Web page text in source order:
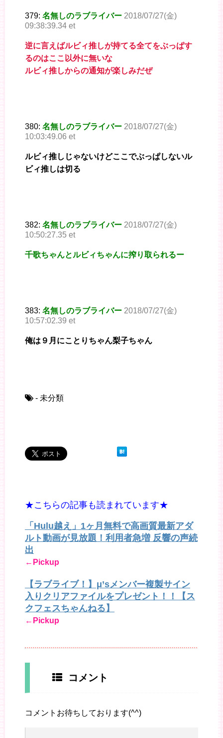
379: 名無しのラブライバー 2018/07/27(金)
09:38:39.34 et
逆に言えばルビィ推しが持てる全てをぶっぱす
るのはここ以外に無いな
ルビィ推しからの通知が楽しみだぜ
380: 名無しのラブライバー 2018/07/27(金)
10:03:49.06 et
ルビィ推しじゃないけどここでぶっぱしないル
ビィ推しは切る
382: 名無しのラブライバー 2018/07/27(金)
10:50:27.35 et
千歌ちゃんとルビィちゃんに搾り取られるー
383: 名無しのラブライバー 2018/07/27(金)
10:57:02.39 et
俺は９月にことりちゃん梨子ちゃん
- 未分類
★こちらの記事も読まれています★
「Hulu越え」1ヶ月無料で高画質最新アダ
ルト動画が見放題！利用者急増 反響の声続
出
←Pickup
【ラブライブ！】μ’sメンバー複製サイン
入りクリアファイルをプレゼント！！【ス
クフェスちゃんねる】
←Pickup
コメント
コメントお待ちしております(^^)